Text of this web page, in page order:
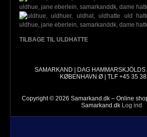
TILBAGE TIL ULDHATTE
SAMARKAND | DAG
KØBENHAVN Ø | TLF +45 35
Copyright © 2026 Samarkand.dk – Online
Samarkand.dk Log ind